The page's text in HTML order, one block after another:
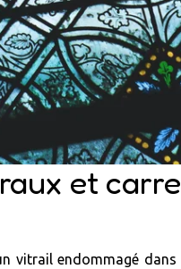
et
vitrail endommagé